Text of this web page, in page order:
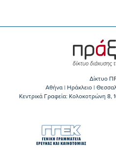
Δίκτυο
Αθήνα | Ηράκλειο |
Κεντρικά Γραφεία: Kολοκοτρώνη 8,